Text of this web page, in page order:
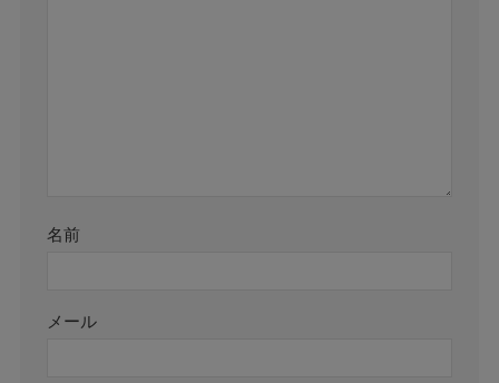
名前
メール